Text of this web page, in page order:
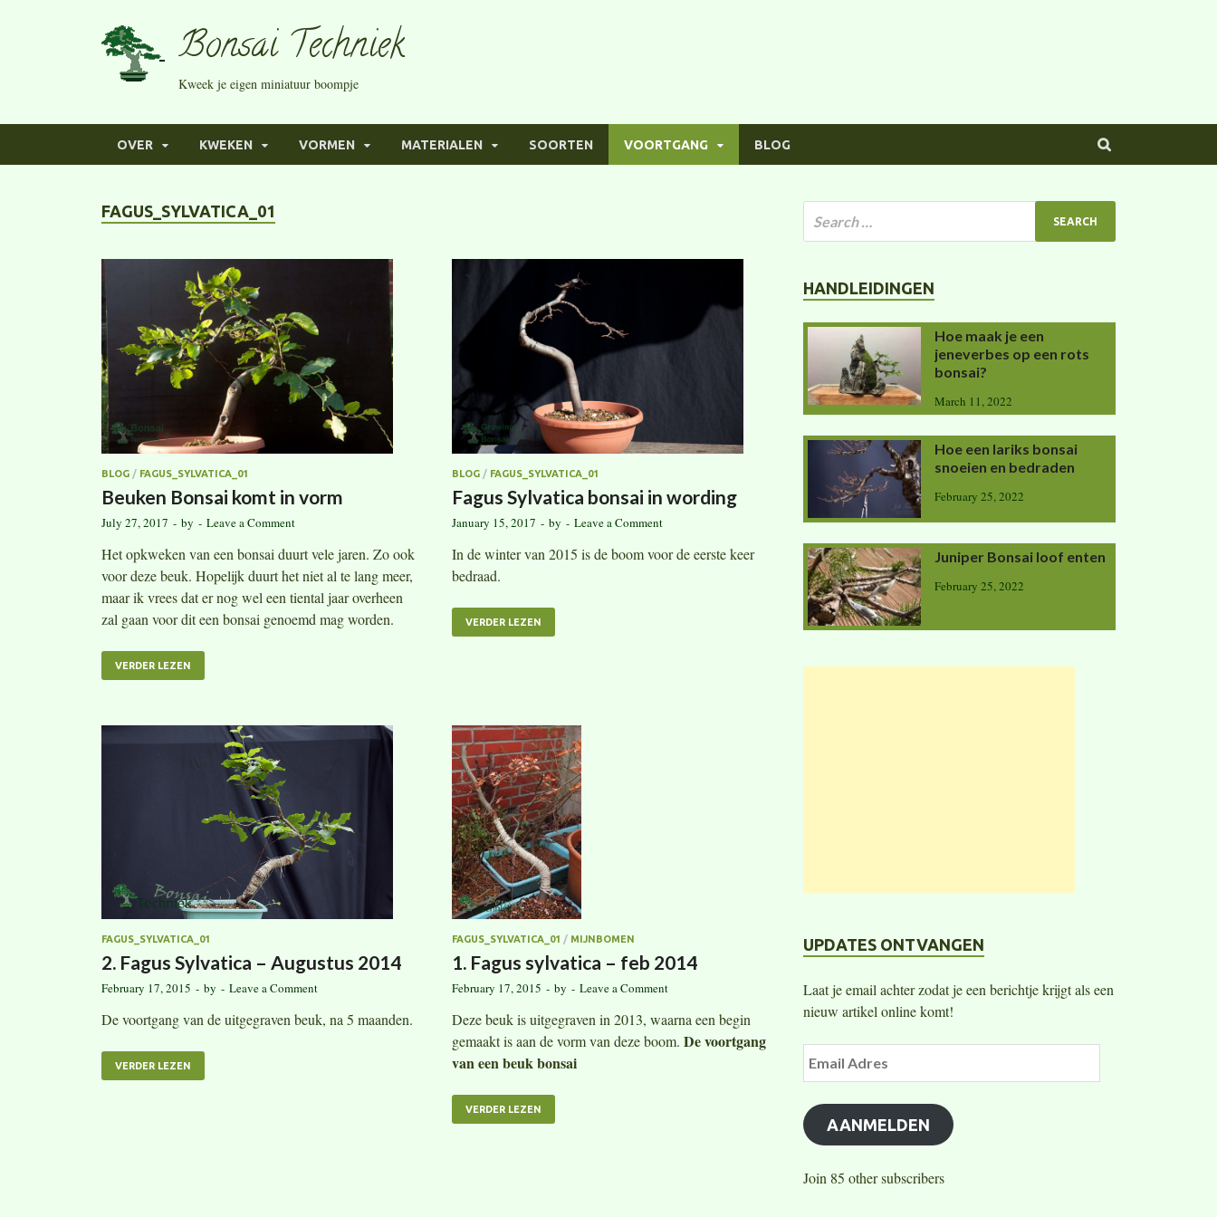
Bonsai Techniek
Kweek je eigen miniatuur boompje
OVER KWEKEN VORMEN MATERIALEN SOORTEN VOORTGANG BLOG
FAGUS_SYLVATICA_01
BLOG / FAGUS_SYLVATICA_01
Beuken Bonsai komt in vorm
July 27, 2017 - by - Leave a Comment
Het opkweken van een bonsai duurt vele jaren. Zo ook
voor deze beuk. Hopelijk duurt het niet al te lang meer,
maar ik vrees dat er nog wel een tiental jaar overheen
zal gaan voor dit een bonsai genoemd mag worden.
VERDER LEZEN
BLOG / FAGUS_SYLVATICA_01
Fagus Sylvatica bonsai in wording
January 15, 2017 - by - Leave a Comment
In de winter van 2015 is de boom voor de eerste keer
bedraad.
VERDER LEZEN
FAGUS_SYLVATICA_01
2. Fagus Sylvatica – Augustus 2014
February 17, 2015 - by - Leave a Comment
De voortgang van de uitgegraven beuk, na 5 maanden.
VERDER LEZEN
FAGUS_SYLVATICA_01 / MIJNBOMEN
1. Fagus sylvatica – feb 2014
February 17, 2015 - by - Leave a Comment
Deze beuk is uitgegraven in 2013, waarna een begin
gemaakt is aan de vorm van deze boom. De voortgang
van een beuk bonsai
VERDER LEZEN
HANDLEIDINGEN
Hoe maak je een
jeneverbes op een rots
bonsai?
March 11, 2022
Hoe een lariks bonsai
snoeien en bedraden
February 25, 2022
Juniper Bonsai loof enten
February 25, 2022
UPDATES ONTVANGEN
Laat je email achter zodat je een berichtje krijgt als een
nieuw artikel online komt!
AANMELDEN
Join 85 other subscribers